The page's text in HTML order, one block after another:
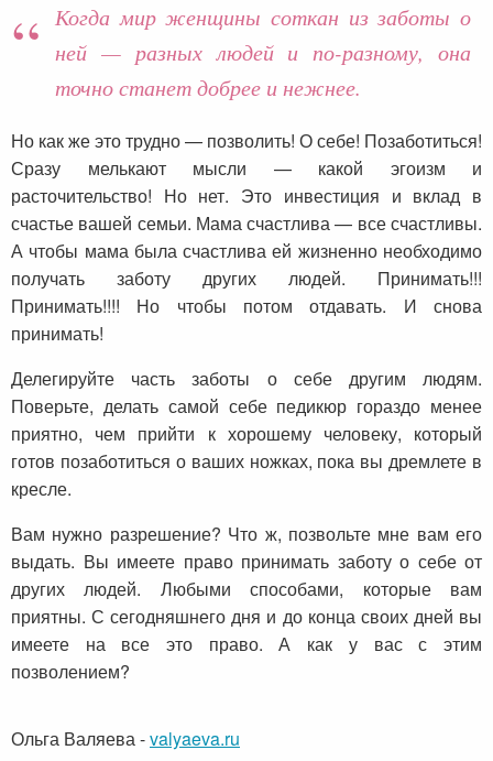
Когда мир женщины соткан из заботы о
ней — разных людей и по-разному, она
точно станет добрее и нежнее.
Но как же это трудно — позволить! О себе! Позаботиться!
Сразу мелькают мысли — какой эгоизм и
расточительство! Но нет. Это инвестиция и вклад в
счастье вашей семьи. Мама счастлива — все счастливы.
А чтобы мама была счастлива ей жизненно необходимо
получать заботу других людей. Принимать!!!
Принимать!!!! Но чтобы потом отдавать. И снова
принимать!
Делегируйте часть заботы о себе другим людям.
Поверьте, делать самой себе педикюр гораздо менее
приятно, чем прийти к хорошему человеку, который
готов позаботиться о ваших ножках, пока вы дремлете в
кресле.
Вам нужно разрешение? Что ж, позвольте мне вам его
выдать. Вы имеете право принимать заботу о себе от
других людей. Любыми способами, которые вам
приятны. С сегодняшнего дня и до конца своих дней вы
имеете на все это право. А как у вас с этим
позволением?
Ольга Валяева-valyaeva.ru